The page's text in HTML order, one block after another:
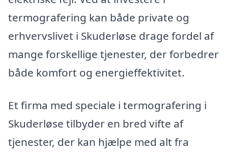
termografering kan både private og
erhvervslivet i Skuderløse drage fordel af
mange forskellige tjenester, der forbedrer
både komfort og energieffektivitet.
Et firma med speciale i termografering i
Skuderløse tilbyder en bred vifte af
tjenester, der kan hjælpe med alt fra